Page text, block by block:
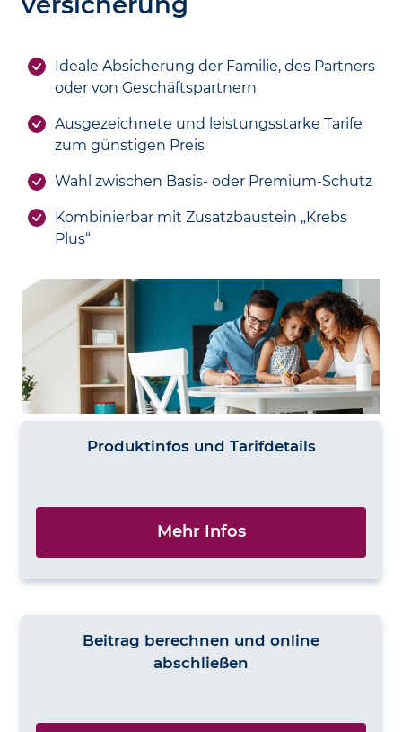
Ideale Absicherung der Familie, des Partners
oder von Geschäftspartnern
Ausgezeichnete und leistungsstarke Tarife
zum günstigen Preis
Wahl zwischen Basis- oder Premium-Schutz
Kombinierbar mit Zusatzbaustein „Krebs
Plus“
Produktinfos und Tarifdetails
Mehr Infos
Beitrag berechnen und online
abschließen